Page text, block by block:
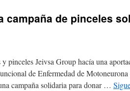
campaña de pinceles
pinceles Jeivsa Group hacía una
de Enfermedad de
campaña solidaria para donar …